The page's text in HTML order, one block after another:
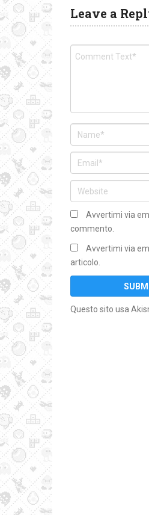
Leave a
Avvertimi via
commento.
Avvertimi via
articolo.
Questo sito usa